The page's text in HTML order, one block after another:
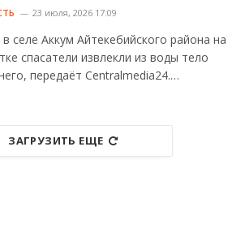
23 июля, 2026 17:09
селе Аккум Айтекебийского района на
спасатели извлекли из воды тело
передаёт Centralmedia24.…
ЗАГРУЗИТЬ ЕЩЕ